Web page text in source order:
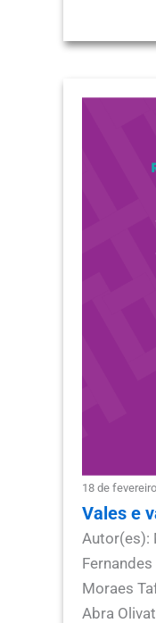
18 de
Vales e
Autor(es):
Moraes
Abra